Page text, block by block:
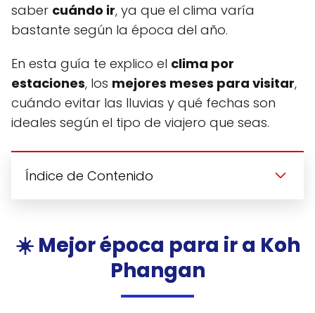
saber cuándo ir, ya que el clima varía
bastante según la época del año.
En esta guía te explico el clima por
estaciones, los mejores meses para visitar,
cuándo evitar las lluvias y qué fechas son
ideales según el tipo de viajero que seas.
Índice de Contenido
☀️ Mejor época para ir a Koh
Phangan